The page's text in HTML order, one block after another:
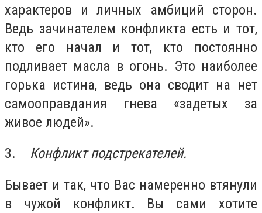
характеров и личных амбиций сторон.
Ведь зачинателем конфликта есть и тот,
кто его начал и тот, кто постоянно
подливает масла в огонь. Это наиболее
горька истина, ведь она сводит на нет
самооправдания гнева «задетых за
живое людей».
3. Конфликт подстрекателей.
Бывает и так, что Вас намеренно втянули
в чужой конфликт. Вы сами хотите